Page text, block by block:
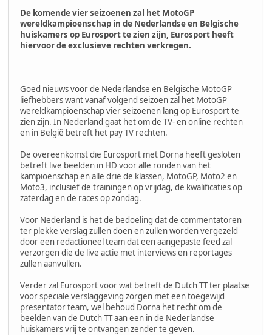
De komende vier seizoenen zal het MotoGP
wereldkampioenschap in de Nederlandse en Belgische
huiskamers op Eurosport te zien zijn, Eurosport heeft
hiervoor de exclusieve rechten verkregen.
Goed nieuws voor de Nederlandse en Belgische MotoGP
liefhebbers want vanaf volgend seizoen zal het MotoGP
wereldkampioenschap vier seizoenen lang op Eurosport te
zien zijn. In Nederland gaat het om de TV- en online rechten
en in België betreft het pay TV rechten.
De overeenkomst die Eurosport met Dorna heeft gesloten
betreft live beelden in HD voor alle ronden van het
kampioenschap en alle drie de klassen, MotoGP, Moto2 en
Moto3, inclusief de trainingen op vrijdag, de kwalificaties op
zaterdag en de races op zondag.
Voor Nederland is het de bedoeling dat de commentatoren
ter plekke verslag zullen doen en zullen worden vergezeld
door een redactioneel team dat een aangepaste feed zal
verzorgen die de live actie met interviews en reportages
zullen aanvullen.
Verder zal Eurosport voor wat betreft de Dutch TT ter plaatse
voor speciale verslaggeving zorgen met een toegewijd
presentator team, wel behoud Dorna het recht om de
beelden van de Dutch TT aan een in de Nederlandse
huiskamers vrij te ontvangen zender te geven.